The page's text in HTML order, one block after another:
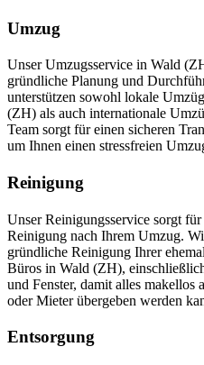
Umzug
Unser Umzugsservice in Wald
gründliche Planung und
unterstützen sowohl lokale
(ZH) als auch internationale
Team sorgt für einen sicheren
um Ihnen einen stressfreien
Reinigung
Unser Reinigungsservice sorgt für
Reinigung nach Ihrem Umzug.
gründliche Reinigung Ihrer
Büros in Wald (ZH),
und Fenster, damit alles makellos
oder Mieter übergeben werden
Entsorgung